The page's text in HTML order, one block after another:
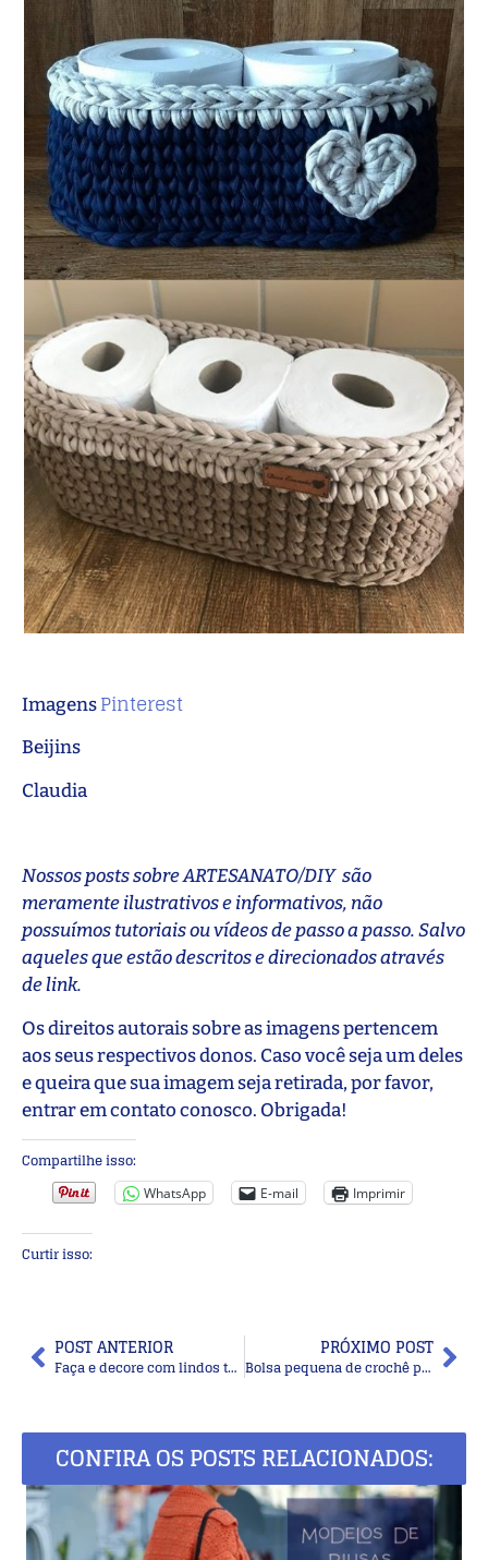
ImagensPinterest
Beijins
Claudia
Nossos posts sobre ARTESANATO/DIY são
meramente ilustrativos e informativos, não
possuímos tutoriais ou vídeos de passo a passo. Salvo
aqueles que estão descritos e direcionados através
de link.
Os direitos autorais sobre as imagens pertencem
aos seus respectivos donos. Caso você seja um deles
e queira que sua imagem seja retirada, por favor,
entrar em contato conosco. Obrigada!
Compartilhe isso:
WhatsApp E-mail Imprimir
Curtir isso:
POST ANTERIOR
Faça e decore com lindos tapetes de crochê geométrico
PRÓXIMO POST
Bolsa pequena de crochê para todos os estilos
CONFIRA OS POSTS RELACIONADOS: